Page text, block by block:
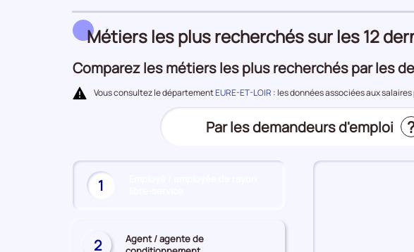
Métiers les plus recherchés sur les 12
Comparez les métiers les plus recherchés par les
Vous consultez le départementEURE-ET-LOIR : les données associées aux
Trier
top
Par les demandeurs d'emploi
actuel)
1
(Affichage
2
Agent / agente de